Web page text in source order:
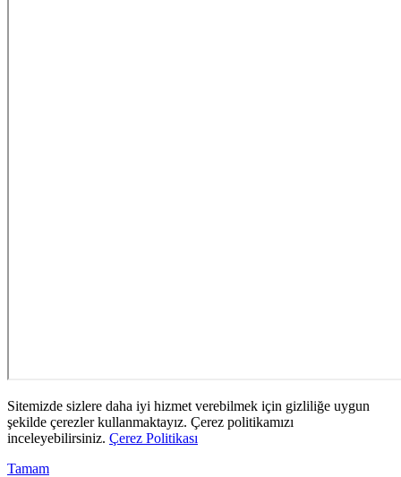
Sitemizde sizlere daha iyi hizmet verebilmek için gizliliğe uygun
şekilde çerezler kullanmaktayız. Çerez politikamızı
inceleyebilirsiniz. Çerez Politikası
Tamam